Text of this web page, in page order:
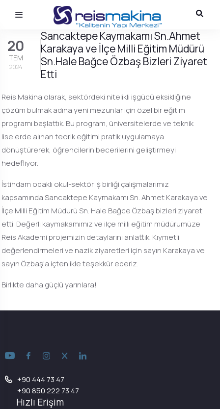
20
TEM
2024
Sancaktepe Kaymakamı Sn.Ahmet
Karakaya ve İlçe Milli Eğitim Müdürü
Sn.Hale Bağce Özbaş Bizleri Ziyaret
Etti
Reis Makina olarak, sektördeki nitelikli işgücü eksikliğine
çözüm bulmak adına yeni mezunlar için özel bir eğitim
programı başlattık. Bu program, üniversitelerde ve teknik
liselerde alınan teorik eğitimi pratik uygulamaya
dönüştürerek, öğrencilerin becerilerini geliştirmeyi
hedefliyor.
İstihdam odaklı okul-sektör iş birliği çalışmalarımız
kapsamında Sancaktepe Kaymakamı Sn. Ahmet Karakaya ve
İlçe Milli Eğitim Müdürü Sn. Hale Bağce Özbaş bizleri ziyaret
etti. Değerli kaymakamımız ve ilçe milli eğitim müdürümüze
Reis Akademi projemizin detaylarını anlattık. Kıymetli
değerlendirmeleri ve nazik ziyaretleri için sayın Karakaya ve
sayın Özbaş'a içtenlikle teşekkür ederiz.
Birlikte daha güçlü yarınlara!
+90 444 73 47
+90 850 222 73 47
Hızlı Erişim